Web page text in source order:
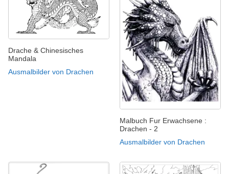
Drache & Chinesisches
Mandala
Ausmalbilder von Drachen
Malbuch Fur Erwachsene :
Drachen - 2
Ausmalbilder von Drachen